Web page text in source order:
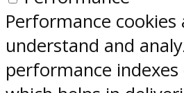
Performance cookies
understand and
performance